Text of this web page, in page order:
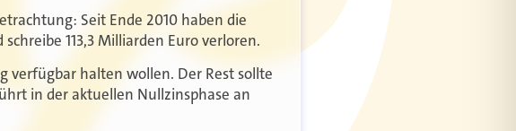
Seit Ende 2010 haben die
113,3 Milliarden Euro verloren.
verfügbar halten wollen. Der Rest sollte
in der aktuellen Nullzinsphase an